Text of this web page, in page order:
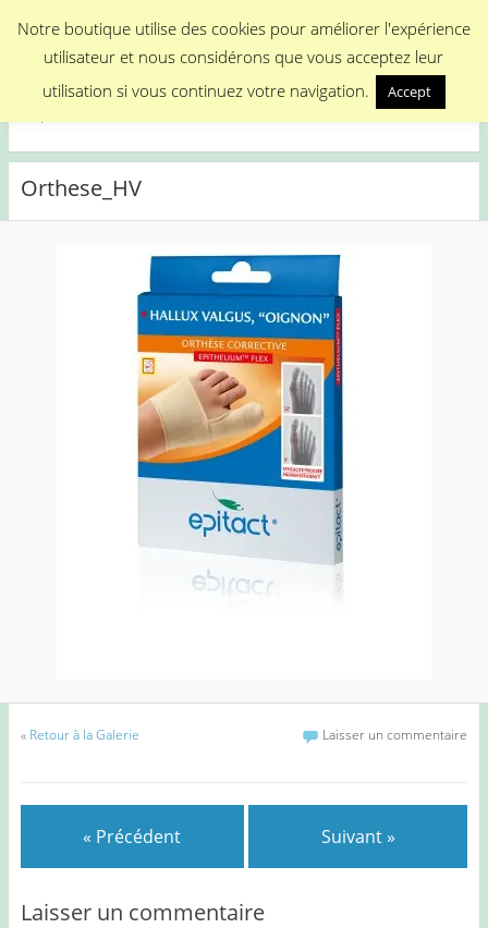
Menu
Medical Promotion
Orthese_HV
« Retour à la Galerie Laisser un commentaire
« Précédent Suivant »
Laisser un commentaire
Notre boutique utilise des cookies pour améliorer l'expérience
utilisateur et nous considérons que vous acceptez leur
utilisation si vous continuez votre navigation.
Accept